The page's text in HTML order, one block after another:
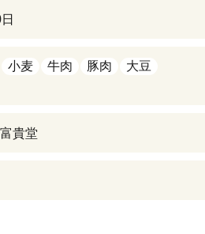
小麦 牛肉 豚肉 大豆
貴堂